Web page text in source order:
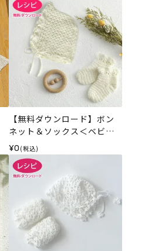
【無料ダウンロード】ボン
ネット＆ソックス＜ベビー
パレット＞（レシピ）
¥0 (税込)